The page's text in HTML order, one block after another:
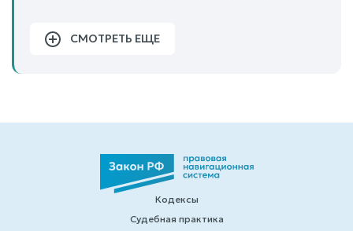
СМОТРЕТЬ ЕЩЕ
Кодексы
Судебная практика